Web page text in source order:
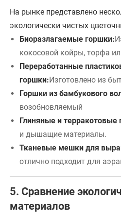
На рынке представлено
экологически чистых
Биоразлагаемые горшки:
кокосовой койры, торфа
Переработанные
горшки:Изготовлено из
Горшки из бамбукового
возобновляемый
Глиняные и терракотовые
и дышащие материалы.
Тканевые мешки для
отлично подходит для
5. Сравнение
материалов